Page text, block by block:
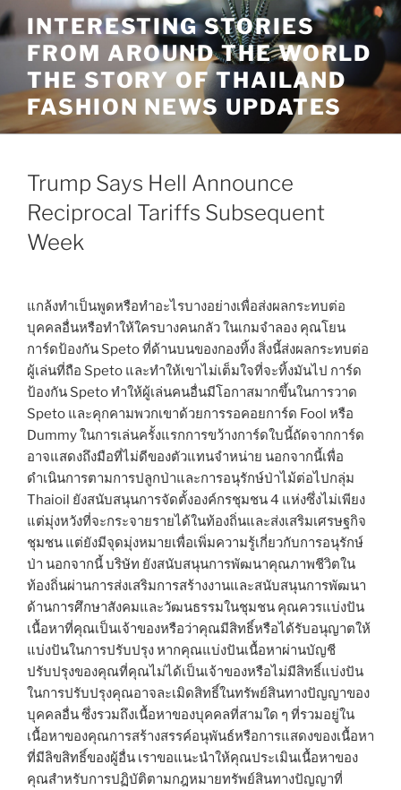
Skip
to
content
INTERESTING STORIES
FROM AROUND THE WORLD
THE STORY OF THAILAND
FASHION NEWS UPDATES
Trump Says Hell Announce
Reciprocal Tariffs Subsequent
Week
แกล้งทำเป็นพูดหรือทำอะไรบางอย่างเพื่อส่งผลกระทบต่อ
บุคคลอื่นหรือทำให้ใครบางคนกลัว ในเกมจำลอง คุณโยน
การ์ดป้องกัน Speto ที่ด้านบนของกองทิ้ง สิ่งนี้ส่งผลกระทบต่อ
ผู้เล่นที่ถือ Speto และทำให้เขาไม่เต็มใจที่จะทิ้งมันไป การ์ด
ป้องกัน Speto ทำให้ผู้เล่นคนอื่นมีโอกาสมากขึ้นในการวาด
Speto และคุกคามพวกเขาด้วยการรอคอยการ์ด Fool หรือ
Dummy ในการเล่นครั้งแรกการขว้างการ์ดใบนี้ถัดจากการ์ด
อาจแสดงถึงมือที่ไม่ดีของตัวแทนจำหน่าย นอกจากนี้เพื่อ
ดำเนินการตามการปลูกป่าและการอนุรักษ์ป่าไม้ต่อไปกลุ่ม
Thaioil ยังสนับสนุนการจัดตั้งองค์กรชุมชน 4 แห่งซึ่งไม่เพียง
แต่มุ่งหวังที่จะกระจายรายได้ในท้องถิ่นและส่งเสริมเศรษฐกิจ
ชุมชน แต่ยังมีจุดมุ่งหมายเพื่อเพิ่มความรู้เกี่ยวกับการอนุรักษ์
ป่า นอกจากนี้ บริษัท ยังสนับสนุนการพัฒนาคุณภาพชีวิตใน
ท้องถิ่นผ่านการส่งเสริมการสร้างงานและสนับสนุนการพัฒนา
ด้านการศึกษาสังคมและวัฒนธรรมในชุมชน คุณควรแบ่งปัน
เนื้อหาที่คุณเป็นเจ้าของหรือว่าคุณมีสิทธิ์หรือได้รับอนุญาตให้
แบ่งปันในการปรับปรุง หากคุณแบ่งปันเนื้อหาผ่านบัญชี
ปรับปรุงของคุณที่คุณไม่ได้เป็นเจ้าของหรือไม่มีสิทธิ์แบ่งปัน
ในการปรับปรุงคุณอาจละเมิดสิทธิ์ในทรัพย์สินทางปัญญาของ
บุคคลอื่น ซึ่งรวมถึงเนื้อหาของบุคคลที่สามใด ๆ ที่รวมอยู่ใน
เนื้อหาของคุณการสร้างสรรค์อนุพันธ์หรือการแสดงของเนื้อหา
ที่มีลิขสิทธิ์ของผู้อื่น เราขอแนะนำให้คุณประเมินเนื้อหาของ
คุณสำหรับการปฏิบัติตามกฎหมายทรัพย์สินทางปัญญาที่